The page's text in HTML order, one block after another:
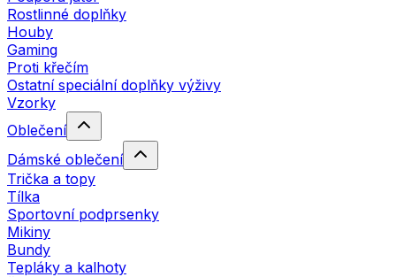
Rostlinné doplňky
Houby
Gaming
Proti křečím
Ostatní speciální doplňky výživy
Vzorky
Oblečení
Dámské oblečení
Trička a topy
Tílka
Sportovní podprsenky
Mikiny
Bundy
Tepláky a kalhoty